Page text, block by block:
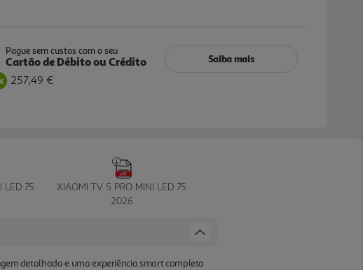
Pague sem custos com o seu
Cartão de Débito ou Crédito
257,49 €
Saiba mais
LED 75
XIAOMI TV S PRO MINI LED 75
2026
detalhada e uma experiência smart completa